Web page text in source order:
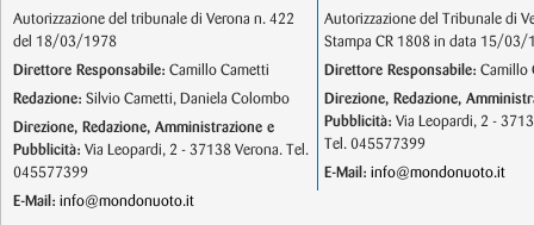
Autorizzazione del tribunale di Verona n. 422
del 18/03/1978
Direttore Responsabile: Camillo Cametti
Redazione: Silvio Cametti, Daniela Colombo
Direzione, Redazione, Amministrazione e
Pubblicità: Via Leopardi, 2 - 37138 Verona. Tel.
045577399
E-Mail: info@mondonuoto.it
Autorizzazione del Tribunale di
Stampa CR 1808 in data 15/03/
Direttore Responsabile: Camillo
Direzione, Redazione,
Pubblicità: Via Leopardi, 2 -
Tel. 045577399
E-Mail: info@mondonuoto.it